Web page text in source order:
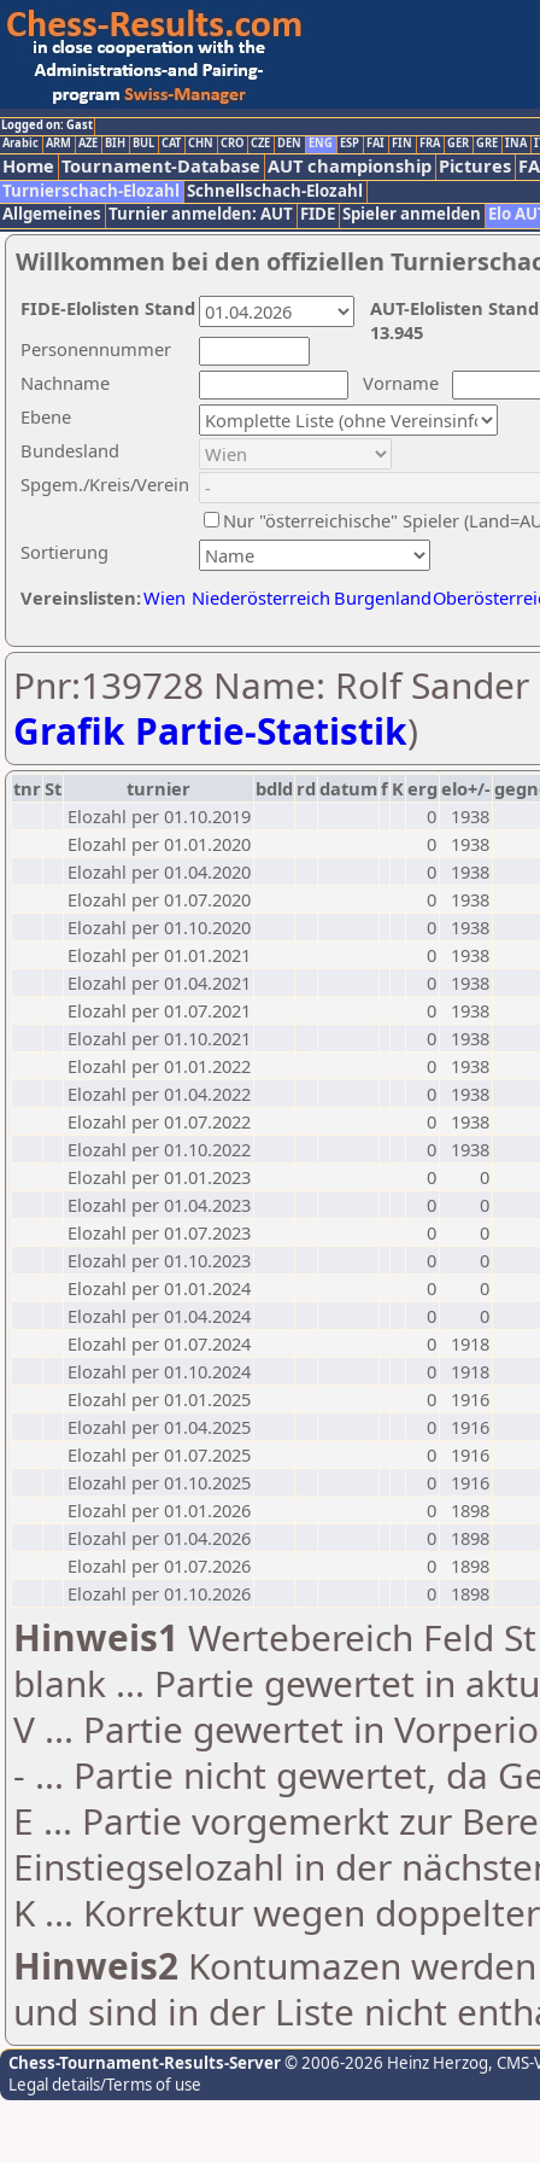
Logged on: Gast
Arabic ARM AZE BIH BUL CAT CHN CRO CZE DEN ENG ESP FAI FIN FRA GER GRE INA
Home Tournament-Database AUT championship Pictures
Turnierschach-Elozahl Schnellschach-Elozahl
Allgemeines Turnier anmelden: AUT FIDE Spieler anmelden Elo
Willkommen bei den offiziellen
Nachname
Vorname
Ebene
Sortierung
Personennummer
Bundesland
Spgem./Kreis/Verein
Nur "österreichische" Spieler
Vereinslisten:Wien Niederösterreich Burgenland
AUT-Elolisten
13.945
FIDE-Elolisten Stand
Pnr:139728 Name: Rolf Sander
Grafik Partie-Statistik)
tnrSt turnier bdld rd datumf Kerg elo+/-
Elozahl per 01.10.2019
0
1938
Elozahl per 01.01.2020
0
1938
Elozahl per 01.04.2020
0
1938
Elozahl per 01.07.2020
0
1938
Elozahl per 01.10.2020
0
1938
Elozahl per 01.01.2021
0
1938
Elozahl per 01.04.2021
0
1938
Elozahl per 01.07.2021
0
1938
Elozahl per 01.10.2021
0
1938
Elozahl per 01.01.2022
0
1938
Elozahl per 01.04.2022
0
1938
Elozahl per 01.07.2022
0
1938
Elozahl per 01.10.2022
0
1938
Elozahl per 01.01.2023
0
0
Elozahl per 01.04.2023
0
0
Elozahl per 01.07.2023
0
0
Elozahl per 01.10.2023
0
0
Elozahl per 01.01.2024
0
0
Elozahl per 01.04.2024
0
0
Elozahl per 01.07.2024
0
1918
Elozahl per 01.10.2024
0
1918
Elozahl per 01.01.2025
0
1916
Elozahl per 01.04.2025
0
1916
Elozahl per 01.07.2025
0
1916
Elozahl per 01.10.2025
0
1916
Elozahl per 01.01.2026
0
1898
Elozahl per 01.04.2026
0
1898
Elozahl per 01.07.2026
0
1898
Elozahl per 01.10.2026
0 1898
Hinweis1 Wertebereich Feld
blank ... Partie gewertet in
V ... Partie gewertet in
- ... Partie nicht gewertet, da
E ... Partie vorgemerkt zur
Einstiegselozahl in der
K ... Korrektur wegen
Hinweis2 Kontumazen
und sind in der Liste nicht
Chess-Tournament-Results-Server© 2006-2026 Heinz Herzog,
Legal details/Terms of use